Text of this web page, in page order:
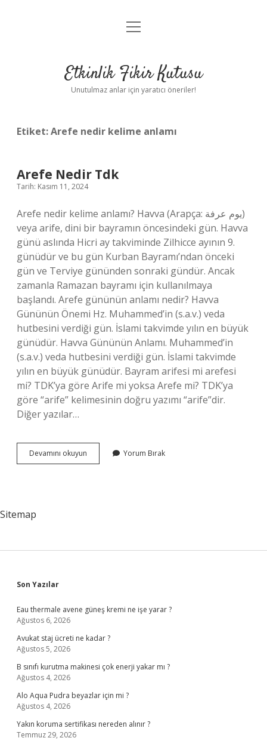
Anasayfa
Yasal Uyarı
menüyü
Etkinlik Fikir Kutusu
Unutulmaz anlar için yaratıcı öneriler!
Etiket:Arefe nedir kelime anlamı
Arefe Nedir Tdk
Tarih: Kasım 11, 2024
Arefe nedir kelime anlamı? Havva (Arapça: يوم عرفة‎)
veya arife, dini bir bayramın öncesindeki gün. Havva
günü aslında Hicri ay takviminde Zilhicce ayının 9.
günüdür ve bu gün Kurban Bayramı’ndan önceki
gün ve Terviye gününden sonraki gündür. Ancak
zamanla Ramazan bayramı için kullanılmaya
başlandı. Arefe gününün anlamı nedir? Havva
Gününün Önemi Hz. Muhammed’in (s.a.v.) veda
hutbesini verdiği gün. İslami takvimde yılın en büyük
günüdür. Havva Gününün Anlamı. Muhammed’in
(s.a.v.) veda hutbesini verdiği gün. İslami takvimde
yılın en büyük günüdür. Bayram arifesi mi arefesi
mi? TDK’ya göre Arife mi yoksa Arefe mi? TDK’ya
göre “arife” kelimesinin doğru yazımı “arife”dir.
Diğer yazılar…
Devamını okuyun
Nedir
Yorum Bırak
Sitemap
Sidebar
Son Yazılar
Eau thermale avene güneş kremi ne işe yarar ?
Ağustos 6, 2026
Avukat staj ücreti ne kadar ?
Ağustos 5, 2026
B sınıfı kurutma makinesi çok enerji yakar mı ?
Ağustos 4, 2026
Alo Aqua Pudra beyazlar için mi ?
Ağustos 4, 2026
Yakın koruma sertifikası nereden alınır ?
Temmuz 29, 2026